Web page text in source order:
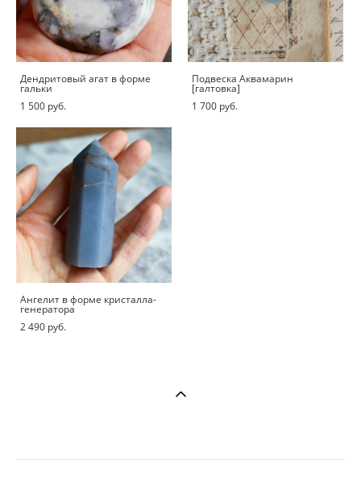
Дендритовый агат в форме
гальки
1 500 pуб.
Подвеска Аквамарин
[галтовка]
1 700 pуб.
Ангелит в форме кристалла-
генератора
2 490 pуб.